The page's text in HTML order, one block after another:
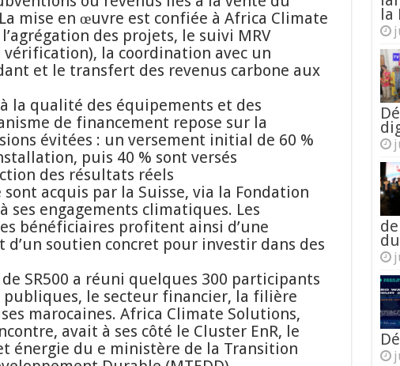
mise en œuvre est confiée à Africa Climate
des projets, le suivi MRV
la coordination avec un
et le transfert des revenus carbone aux
la qualité des équipements et des
de financement repose sur la
évitées : un versement initial de 60 %
puis 40 % sont versés
des résultats réels
sont acquis par la Suisse, via la Fondation
ses engagements climatiques. Les
bénéficiaires profitent ainsi d’une
soutien concret pour investir dans des
SR500 a réuni quelques 300 participants
le secteur financier, la filière
marocaines. Africa Climate Solutions,
avait à ses côté le Cluster EnR, le
énergie du e ministère de la Transition
la